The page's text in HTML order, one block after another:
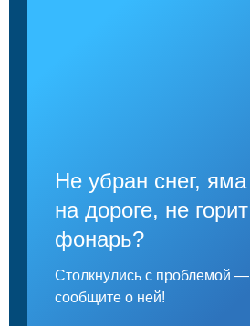
Не убран снег, яма
на дороге, не горит
фонарь?
Столкнулись с проблемой —
сообщите о ней!